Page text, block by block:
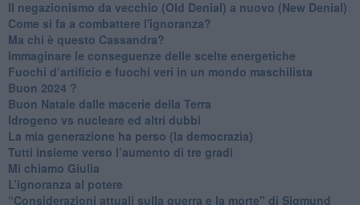
Il negazionismo da vecchio (Old Denial) a nuovo (New Denial)
Come si fa a combattere l'ignoranza?
Ma chi è questo Cassandra?
Immaginare le conseguenze delle scelte energetiche
​Fuochi d’artificio e fuochi veri in un mondo maschilista
Buon 2024 ?
​Buon Natale dalle macerie della Terra
​Idrogeno vs nucleare ed altri dubbi
​La mia generazione ha perso (la democrazia)
​Tutti insieme verso l’aumento di tre gradi
Mi chiamo Giulia
L’ignoranza al potere
​“Considerazioni attuali sulla guerra e la morte" di Sigmund